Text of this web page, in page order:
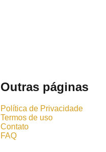
Outras páginas
Política de Privacidade
Termos de uso
Contato
FAQ